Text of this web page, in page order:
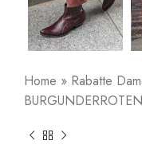
Home » Rabatte
BURGUNDERROTEN